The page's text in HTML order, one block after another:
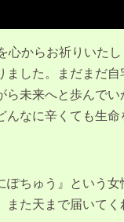
からお祈りいた
した。まだまだ
未来へと歩んで
なに辛くても生
ちゅう』という
た天まで届いて